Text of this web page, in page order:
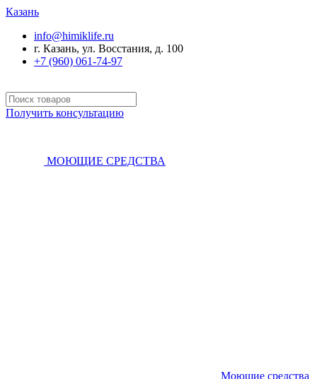
Казань
info@himiklife.ru
г. Казань, ул. Восстания, д. 100
+7 (960) 061-74-97
Получить консультацию
МОЮЩИЕ СРЕДСТВА
Моющие средства